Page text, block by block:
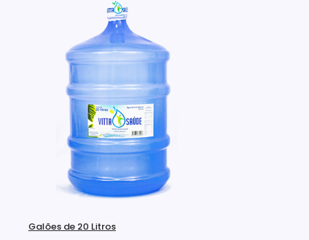
Galões de 20 Litros